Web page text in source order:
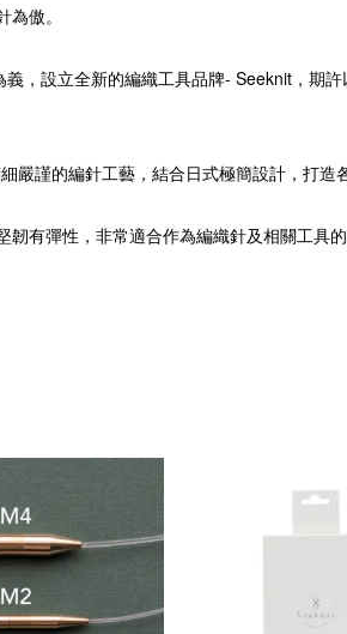
傲。
，設立全新的編織工具品牌- Seeknit，期
嚴謹的編針工藝， 結合日式極簡設計，打造
韌有彈性， 非常適合作為編織針及相關工具